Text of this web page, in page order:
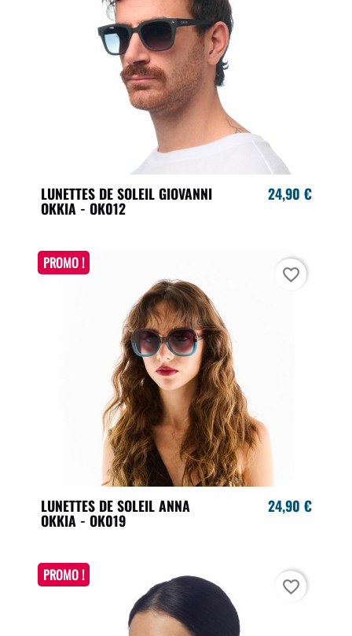
LUNETTES DE SOLEIL GIOVANNI
OKKIA - OK012
24,90 €
LUNETTES DE SOLEIL ANNA
OKKIA - OK019
24,90 €
PROMO !
favorite_border
PROMO !
favorite_border